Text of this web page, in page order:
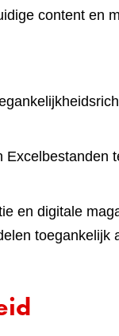
content en
Excelbestanden
en digitale
toegankelijk